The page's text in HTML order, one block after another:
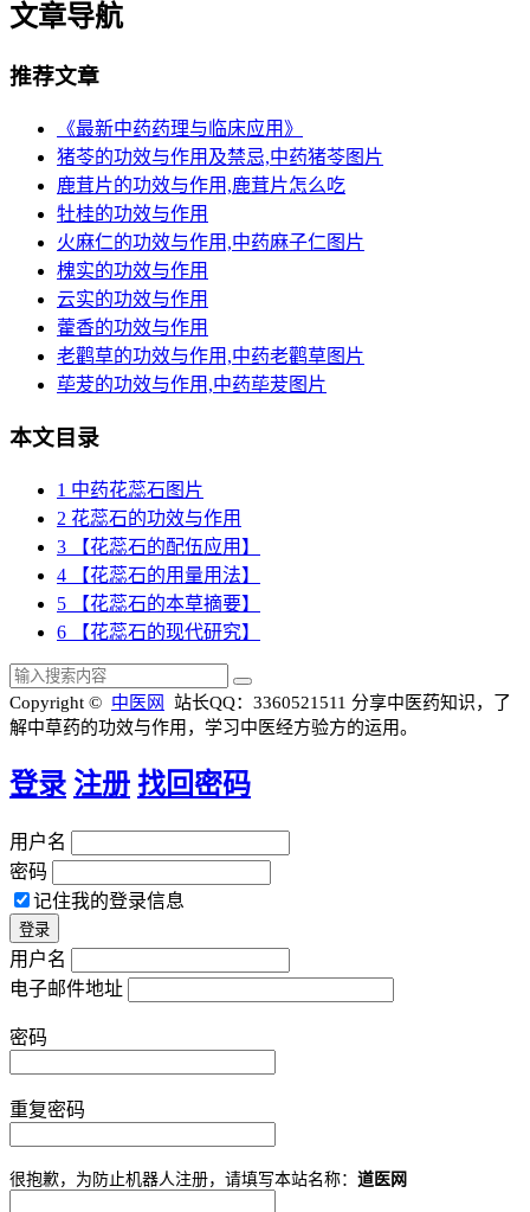
文章导航
推荐文章
《最新中药药理与临床应用》
猪苓的功效与作用及禁忌,中药猪苓图片
鹿茸片的功效与作用,鹿茸片怎么吃
牡桂的功效与作用
火麻仁的功效与作用,中药麻子仁图片
槐实的功效与作用
云实的功效与作用
藿香的功效与作用
老鹳草的功效与作用,中药老鹳草图片
荜茇的功效与作用,中药荜茇图片
本文目录
1 中药花蕊石图片
2 花蕊石的功效与作用
3 【花蕊石的配伍应用】
4 【花蕊石的用量用法】
5 【花蕊石的本草摘要】
6 【花蕊石的现代研究】
Copyright © 中医网 站长QQ：3360521511 分享中医药知识，了
解中草药的功效与作用，学习中医经方验方的运用。
登录 注册 找回密码
用户名
密码
记住我的登录信息
用户名
电子邮件地址
密码
重复密码
很抱歉，为防止机器人注册，请填写本站名称： 道医网